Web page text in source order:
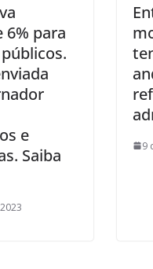
6% para
e
Saiba
9